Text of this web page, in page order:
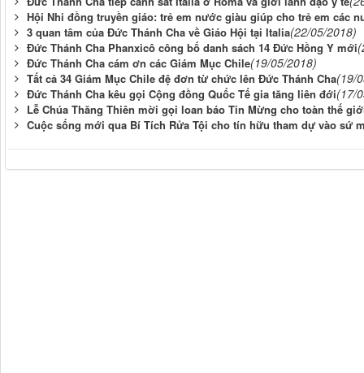
Hội Nhi đồng truyền giáo: trẻ em nước giàu giúp cho trẻ em các
3 quan tâm của Đức Thánh Cha về Giáo Hội tại Italia(22/05/2018)
Đức Thánh Cha Phanxicô công bố danh sách 14 Đức Hồng Y mới
Đức Thánh Cha cám ơn các Giám Mục Chile(19/05/2018)
Tất cả 34 Giám Mục Chile đệ đơn từ chức lên Đức Thánh Cha(19/
Đức Thánh Cha kêu gọi Cộng đồng Quốc Tế gia tăng liên đới(17/
Lễ Chúa Thăng Thiên mời gọi loan báo Tin Mừng cho toàn thế
Cuộc sống mới qua Bí Tích Rửa Tội cho tín hữu tham dự vào sứ